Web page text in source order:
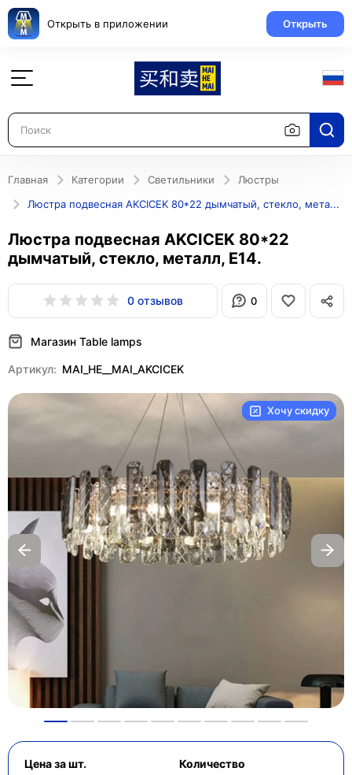
Открыть в приложении Открыть
Главная Категории Светильники
Люстры
Люстра подвесная AKCICEK 80*22 дымчатый, стекло, металл, Е14.
Люстра подвесная AKCICEK 80*22
дымчатый, стекло, металл, Е14.
0 отзывов 0
Магазин Table lamps
Артикул: MAI_HE__MAI_AKCICEK
Хочу скидку
Цена за шт. Количество